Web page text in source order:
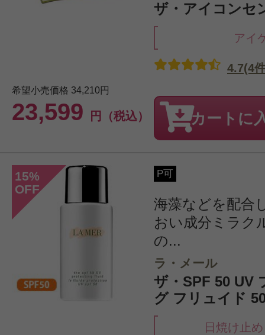
ザ・アイコンセ
アイ
希望小売価格 34,210円
23,599 円（税込）
4.7(4
カートに
15%
OFF
P可
海藻などを配合
おい成分ミラク
の...
ラ・メール
ザ・SPF 50 UV
グ フリュイド
日焼け止